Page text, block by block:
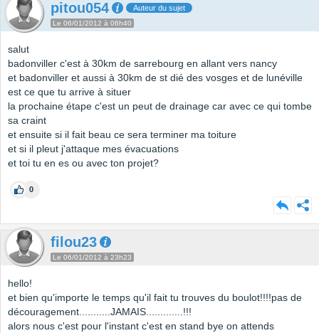
pitou054 Auteur du sujet
Le 06/01/2012 à 06h40
salut
badonviller c'est à 30km de sarrebourg en allant vers nancy
et badonviller et aussi à 30km de st dié des vosges et de lunéville
est ce que tu arrive à situer
la prochaine étape c'est un peut de drainage car avec ce qui tombe
sa craint
et ensuite si il fait beau ce sera terminer ma toiture
et si il pleut j'attaque mes évacuations
et toi tu en es ou avec ton projet?
0
filou23
Le 06/01/2012 à 23h23
hello!
et bien qu'importe le temps qu'il fait tu trouves du boulot!!!!pas de
découragement...........JAMAIS.............!!!
alors nous c'est pour l'instant c'est en stand bye on attends